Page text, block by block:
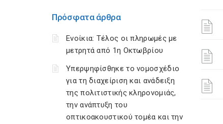
Πρόσφατα άρθρα
Ενοίκια: Τέλος οι πληρωμές με
μετρητά από 1η Οκτωβρίου
Υπερψηφίσθηκε το νομοσχέδιο
για τη διαχείριση και ανάδειξη
της πολιτιστικής κληρονομιάς,
την ανάπτυξη του
οπτικοακουστικού τομέα και την